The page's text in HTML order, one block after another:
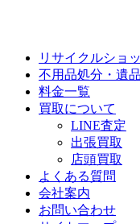
リサイクルショ
不用品処分・遺
料金一覧
買取について
LINE査定
出張買取
店頭買取
よくある質問
会社案内
お問い合わせ